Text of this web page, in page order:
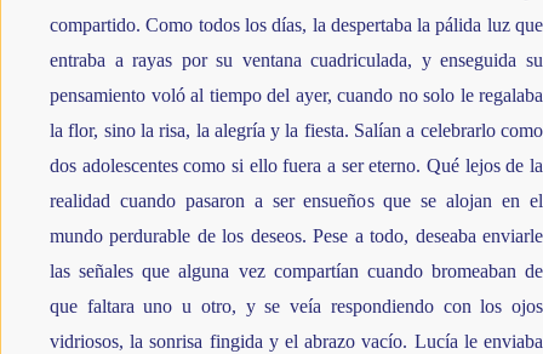
compartido. Como todos los días, la despertaba la pálida luz que
entraba a rayas por su ventana cuadriculada, y enseguida su
pensamiento voló al tiempo del ayer, cuando no solo le regalaba
la flor, sino la risa, la alegría y la fiesta. Salían a celebrarlo como
dos adolescentes como si ello fuera a ser eterno. Qué lejos de la
realidad cuando pasaron a ser ensueños que se alojan en el
mundo perdurable de los deseos. Pese a todo, deseaba enviarle
las señales que alguna vez compartían cuando bromeaban de
que faltara uno u otro, y se veía respondiendo con los ojos
vidriosos, la sonrisa fingida y el abrazo vacío. Lucía le enviaba